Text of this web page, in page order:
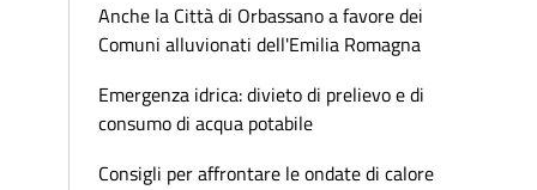
Anche la Città di Orbassano a favore dei
Comuni alluvionati dell'Emilia Romagna
Emergenza idrica: divieto di prelievo e di
consumo di acqua potabile
Consigli per affrontare le ondate di calore